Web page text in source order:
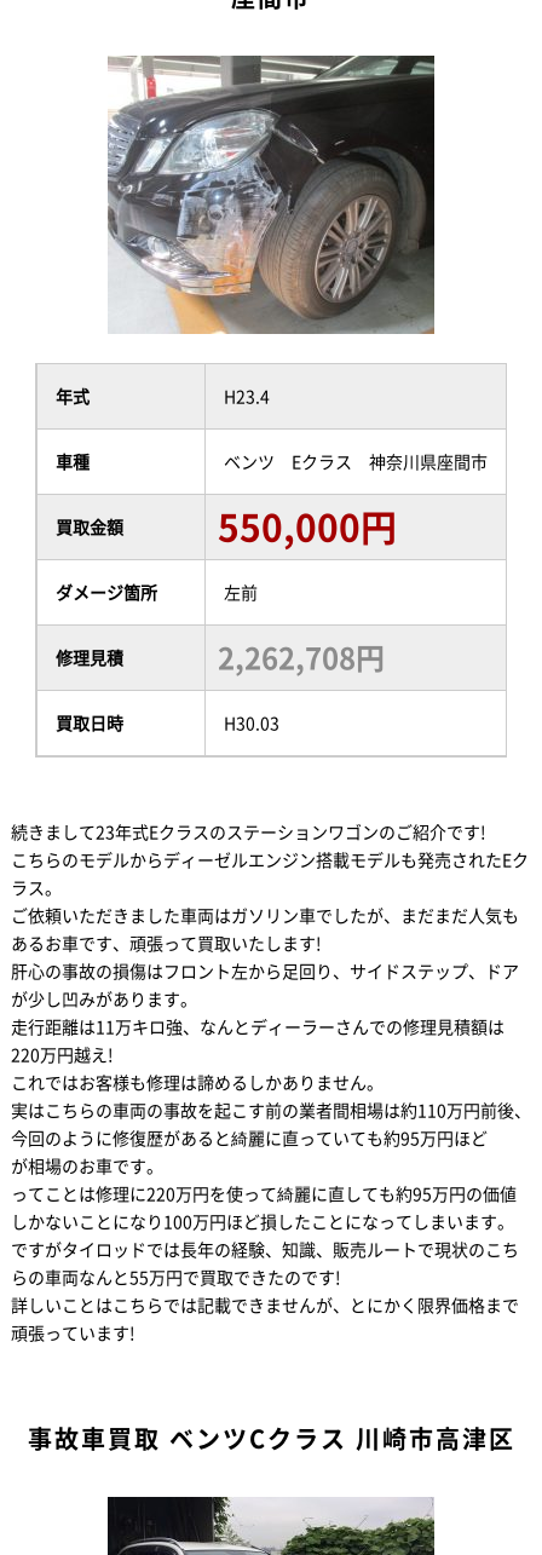
年式 H23.4
車種 ベンツ Eクラス 神奈川県座間市
買取金額 550,000円
ダメージ箇所 左前
修理見積 2,262,708円
買取日時 H30.03
続きまして23年式Eクラスのステーションワゴンのご紹介です!
こちらのモデルからディーゼルエンジン搭載モデルも発売されたEク
ラス。
ご依頼いただきました車両はガソリン車でしたが、まだまだ人気も
あるお車です、頑張って買取いたします!
肝心の事故の損傷はフロント左から足回り、サイドステップ、ドア
が少し凹みがあります。
走行距離は11万キロ強、なんとディーラーさんでの修理見積額は
220万円越え!
これではお客様も修理は諦めるしかありません。
実はこちらの車両の事故を起こす前の業者間相場は約110万円前後、
今回のように修復歴があると綺麗に直っていても約95万円ほど
が相場のお車です。
ってことは修理に220万円を使って綺麗に直しても約95万円の価値
しかないことになり100万円ほど損したことになってしまいます。
ですがタイロッドでは長年の経験、知識、販売ルートで現状のこち
らの車両なんと55万円で買取できたのです!
詳しいことはこちらでは記載できませんが、とにかく限界価格まで
頑張っています!
事故車買取 ベンツCクラス 川崎市高津区